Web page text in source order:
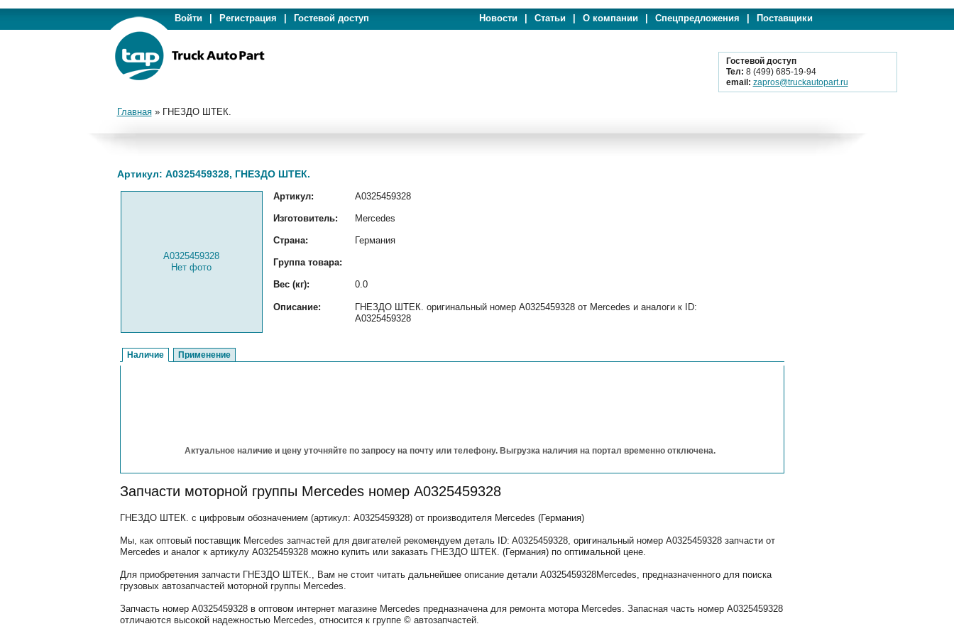
Войти Регистрация Гостевой доступ Новости Статьи О компании Спецпредложения Поставщики
Гостевой доступ
Тел: 8 (499) 685-19-94
email: zapros@truckautopart.ru
Главная» ГНЕЗДО ШТЕК.
Артикул: A0325459328, ГНЕЗДО ШТЕК.
A0325459328
Нет фото
Артикул: A0325459328
Изготовитель: Mercedes
Страна: Германия
Группа товара:
Вес (кг): 0.0
Описание:
ГНЕЗДО ШТЕК. оригинальный номер A0325459328 от Mercedes и аналоги к ID:
A0325459328
Наличие Применение
Актуальное наличие и цену уточняйте по запросу на почту или телефону. Выгрузка наличия на портал временно отключена.
Запчасти моторной группы Mercedes номер A0325459328
ГНЕЗДО ШТЕК. с цифровым обозначением (артикул: A0325459328) от производителя Mercedes (Германия)
Мы, как оптовый поставщик Mercedes запчастей для двигателей рекомендуем деталь ID: A0325459328, оригинальный номер A0325459328 запчасти от
Mercedes и аналог к артикулу A0325459328 можно купить или заказать ГНЕЗДО ШТЕК. (Германия) по оптимальной цене.
Для приобретения запчасти ГНЕЗДО ШТЕК., Вам не стоит читать дальнейшее описание детали A0325459328Mercedes, предназначенного для поиска
грузовых автозапчастей моторной группы Mercedes.
Запчасть номер A0325459328 в оптовом интернет магазине Mercedes предназначена для ремонта мотора Mercedes. Запасная часть номер A0325459328
отличаются высокой надежностью Mercedes, относится к группе © автозапчастей.